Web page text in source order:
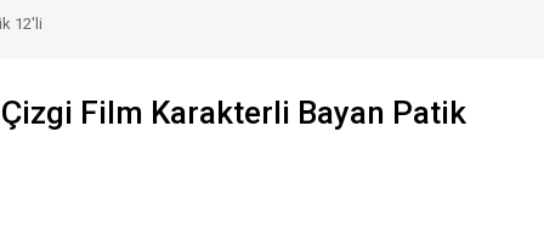
12'li
Film Karakterli Bayan Patik